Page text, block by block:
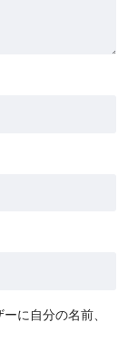
に自分の名前、